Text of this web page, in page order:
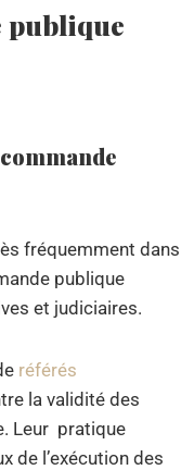
publique
fréquemment dans
publique
et judiciaires.
référés
la validité des
Leur pratique
de l’exécution des